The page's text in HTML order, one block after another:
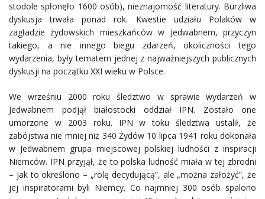
stodole spłonęło 1600 osób), nieznajomość literatury. Burzliwa
dyskusja trwała ponad rok. Kwestie udziału Polaków w
zagładzie żydowskich mieszkańców w Jedwabnem, przyczyn
takiego, a nie innego biegu zdarzeń, okoliczności tego
wydarzenia, były tematem jednej z najważniejszych publicznych
dyskusji na początku XXI wieku w Polsce.
We wrześniu 2000 roku śledztwo w sprawie wydarzeń w
Jedwabnem podjął białostocki oddział IPN. Zostało one
umorzone w 2003 roku. IPN w toku śledztwa ustalił, że
zabójstwa nie mniej niż 340 Żydów 10 lipca 1941 roku dokonała
w Jedwabnem grupa miejscowej polskiej ludności z inspiracji
Niemców. IPN przyjął, że to polska ludność miała w tej zbrodni
– jak to określono – „rolę decydującą”, ale „można założyć”, że
jej inspiratorami byli Niemcy. Co najmniej 300 osób spalono